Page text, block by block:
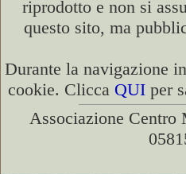
riprodotto e non si
questo sito, ma
Durante la navigazione
cookie. Clicca QUI per
Associazione Centro